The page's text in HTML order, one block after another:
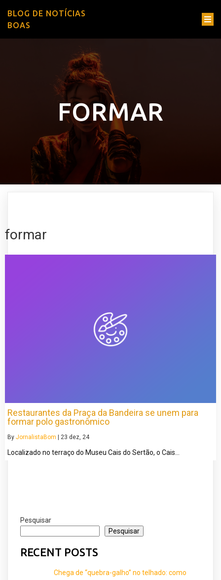
BLOG DE NOTÍCIAS
BOAS
FORMAR
formar
Restaurantes da Praça da Bandeira se unem para
formar polo gastronômico
By JornalistaBom | 23 dez, 24
Localizado no terraço do Museu Cais do Sertão, o Cais…
Pesquisar
Pesquisar
RECENT POSTS
Chega de “quebra-galho” no telhado: como